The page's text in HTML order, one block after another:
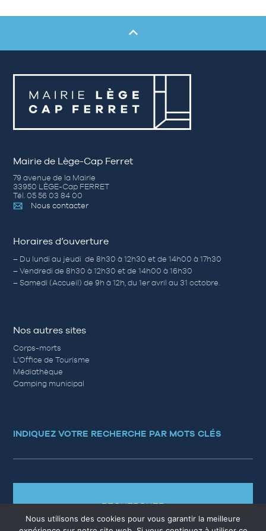
Mairie de Lège-Cap Ferret
79 avenue de la Mairie
33950 LÈGE-Cap FERRET
Tél. 05 56 03 84 00
Nous contacter
Horaires d’ouverture
– Du lundi au jeudi de 8h30 à 12h30 et de 14h00 à 17h30
– Vendredi de 8h30 à 12h30 et de 14h00 à 16h30
– Samedi (Accueil) de 9h à 12h, du 1er avril au 31 octobre.
Nos autres sites
Corps-morts
L’Office de Tourisme
Médiathèque
Camping municipal
INDIQUEZ VOTRE RECHERCHE PAR MOTS CLÉS
RECHERCHER
Nous utilisons des cookies pour vous garantir la meilleure